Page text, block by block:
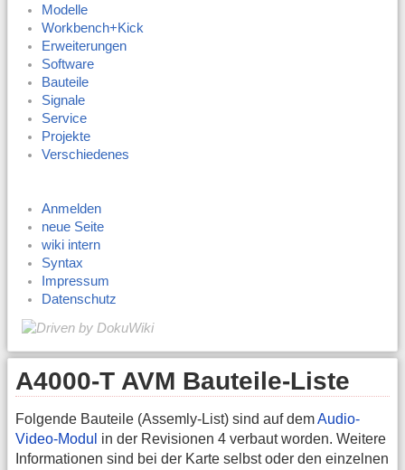
Modelle
Workbench+Kick
Erweiterungen
Software
Bauteile
Signale
Service
Projekte
Verschiedenes
Anmelden
neue Seite
wiki intern
Syntax
Impressum
Datenschutz
A4000-T AVM Bauteile-Liste
Folgende Bauteile (Assemly-List) sind auf demAudio-
Video-Modul in der Revisionen 4 verbaut worden. Weitere
Informationen sind bei der Karte selbst oder den einzelnen